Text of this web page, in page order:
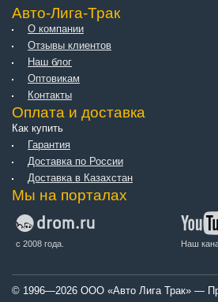
Авто-Лига-Трак
О компании
Отзывы клиентов
Наш блог
Оптовикам
Контакты
Оплата и доставка
Как купить
Гарантия
Доставка по России
Доставка в Казахстан
Мы на порталах
с 2008 года. Наш
© 1996—2026 ООО «Авто Лига Трак» —